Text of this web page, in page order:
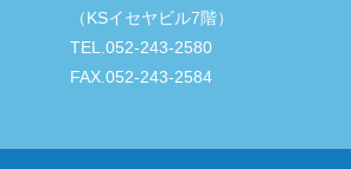
（KSイセヤビル7階）
TEL.052-243-2580
FAX.052-243-2584